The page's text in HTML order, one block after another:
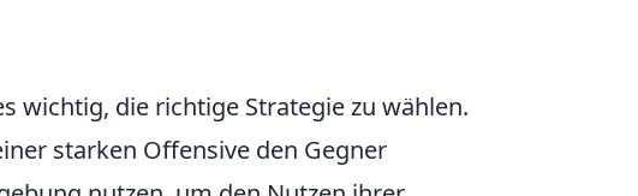
wichtig, die richtige Strategie zu wählen.
starken Offensive den Gegner